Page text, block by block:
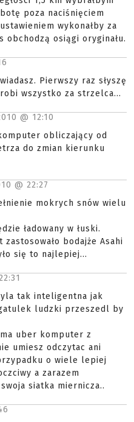
poza naciśnięciem
wykonałby za
obchodzą osiągi oryginału.
Pierwszy raz słyszę
wszystko za strzelca...
@ 12:10
obliczający od
do zmian kierunku
@ 22:27
mokrych snów wielu
ładowany w łuski.
bodajże Asahi
się to najlepiej...
tak inteligentna jak
ludzki przeszedl by
uber komputer z
umiesz odczytac ani
o wiele lepiej
a zarazem
siatka miernicza..